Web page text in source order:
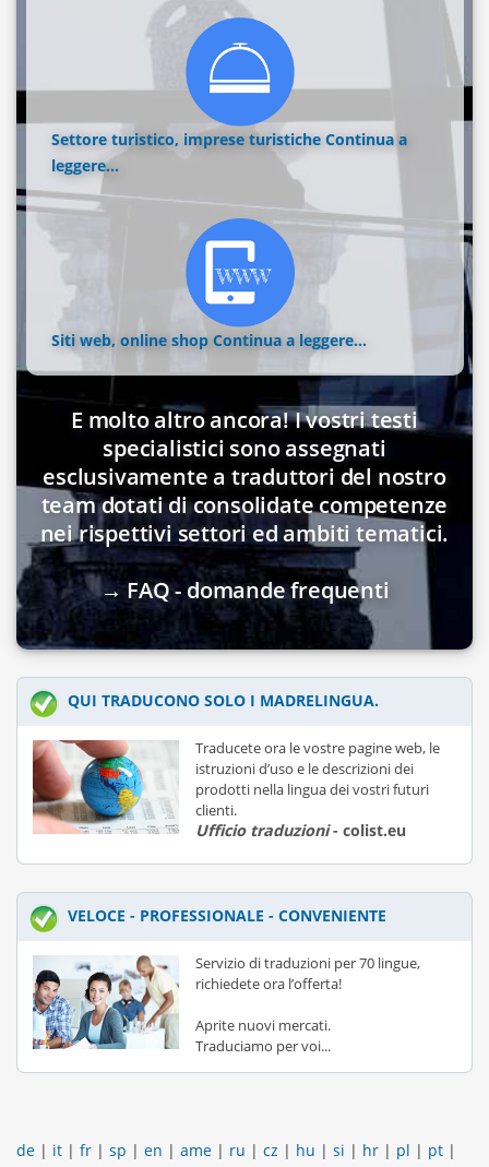
Settore turistico, imprese turistiche Continua a
leggere...
Siti web, online shop Continua a leggere...
E molto altro ancora! I vostri testi
specialistici sono assegnati
esclusivamente a traduttori del nostro
team dotati di consolidate competenze
nei rispettivi settori ed ambiti tematici.
→ FAQ - domande frequenti
QUI TRADUCONO SOLO I MADRELINGUA.
Traducete ora le vostre pagine web, le
istruzioni d’uso e le descrizioni dei
prodotti nella lingua dei vostri futuri
clienti.
Ufficio traduzioni- colist.eu
VELOCE - PROFESSIONALE - CONVENIENTE
Servizio di traduzioni per 70 lingue,
richiedete ora l’offerta!
Aprite nuovi mercati.
Traduciamo per voi...
de | it | fr | sp | en | ame | ru | cz | hu | si | hr | pl | pt |